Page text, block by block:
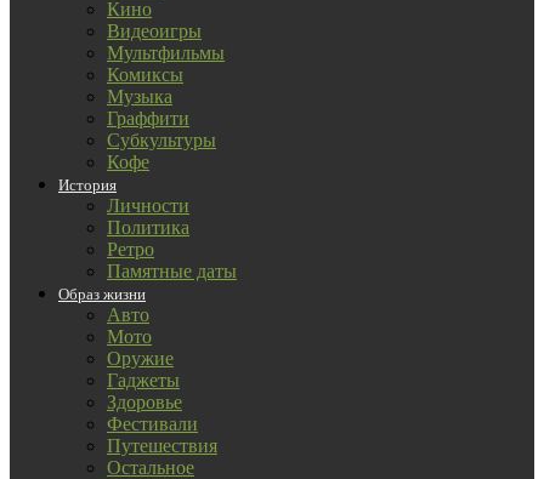
Кино
Видеоигры
Мультфильмы
Комиксы
Музыка
Граффити
Субкультуры
Кофе
История
Личности
Политика
Ретро
Памятные даты
Образ жизни
Авто
Мото
Оружие
Гаджеты
Здоровье
Фестивали
Путешествия
Остальное